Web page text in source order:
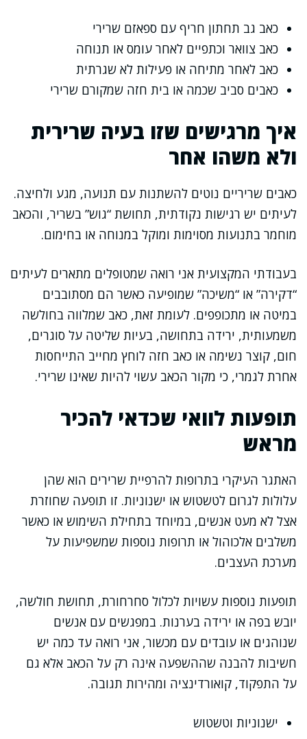
כאב גב תחתון חריף עם ספאזם שרירי
כאב צוואר וכתפיים לאחר עומס או תנוחה
כאב לאחר מתיחה או פעילות לא שגרתית
כאבים סביב שכמה או בית חזה שמקורם שרירי
איך מרגישים שזו בעיה שרירית
ולא משהו אחר
כאבים שריריים נוטים להשתנות עם תנועה, מגע ולחיצה.
לעיתים יש רגישות נקודתית, תחושת “גוש” בשריר, והכאב
מוחמר בתנועות מסוימות ומוקל במנוחה או בחימום.
בעבודתי המקצועית אני רואה שמטופלים מתארים לעיתים
“דקירה” או “משיכה” שמופיעה כאשר הם מסתובבים
במיטה או מתכופפים. לעומת זאת, כאב שמלווה בחולשה
משמעותית, ירידה בתחושה, בעיות שליטה על סוגרים,
חום, קוצר נשימה או כאב חזה לוחץ מחייב התייחסות
אחרת לגמרי, כי מקור הכאב עשוי להיות שאינו שרירי.
תופעות לוואי שכדאי להכיר
מראש
האתגר העיקרי בתרופות להרפיית שרירים הוא שהן
עלולות לגרום לטשטוש או ישנוניות. זו תופעה שחוזרת
אצל לא מעט אנשים, במיוחד בתחילת השימוש או כאשר
משלבים אלכוהול או תרופות נוספות שמשפיעות על
מערכת העצבים.
תופעות נוספות עשויות לכלול סחרחורת, תחושת חולשה,
יובש בפה או ירידה בערנות. במפגשים עם אנשים
שנוהגים או עובדים עם מכשור, אני רואה עד כמה יש
חשיבות להבנה שההשפעה אינה רק על הכאב אלא גם
על התפקוד, קואורדינציה ומהירות תגובה.
ישנוניות וטשטוש